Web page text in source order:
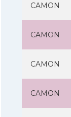
CAMON
CAMON
CAMON
CAMON